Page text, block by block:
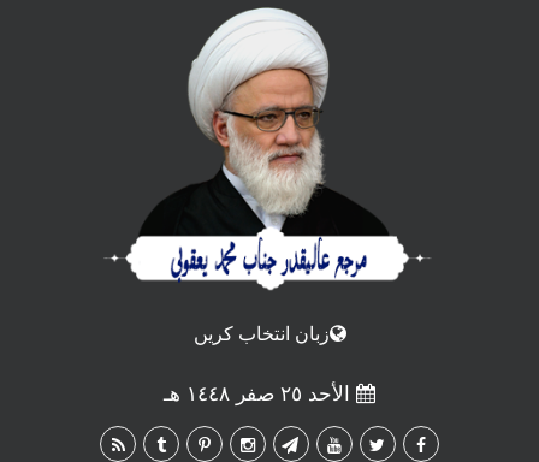
زبان انتخاب كريں
الأحد ٢٥ صفر ١٤٤٨ هـ